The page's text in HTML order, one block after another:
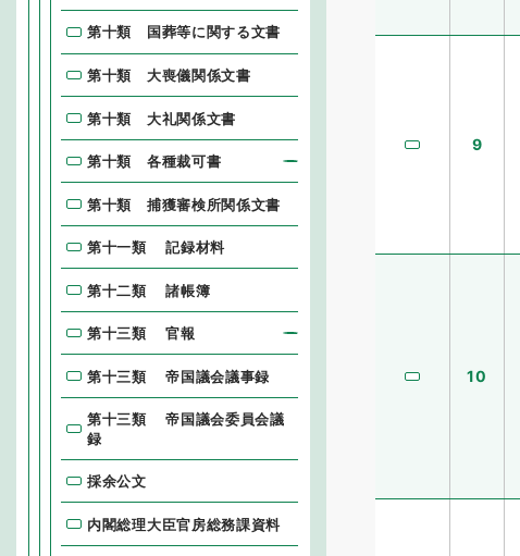
9
10
第十類 国葬等に関する文書
第十類 大喪儀関係文書
第十類 大礼関係文書
第十類 各種裁可書
第十類 捕獲審検所関係文書
第十一類 記録材料
第十二類 諸帳簿
第十三類 官報
第十三類 帝国議会議事録
第十三類 帝国議会委員会議
録
採余公文
内閣総理大臣官房総務課資料